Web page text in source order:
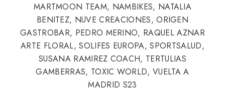
MARTMOON TEAM, NAMBIKES, NATALIA
BENITEZ, NUVE CREACIONES, ORIGEN
GASTROBAR, PEDRO MERINO, RAQUEL AZNAR
ARTE FLORAL, SOLIFES EUROPA, SPORTSALUD,
SUSANA RAMIREZ COACH, TERTULIAS
GAMBERRAS, TOXIC WORLD, VUELTA A
MADRID S23